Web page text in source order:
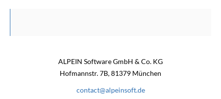
ALPEIN Software GmbH & Co. KG
Hofmannstr. 7B, 81379 München
contact@alpeinsoft.de